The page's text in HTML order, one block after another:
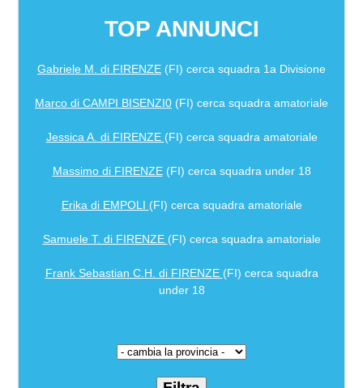
TOP ANNUNCI
Gabriele M. di FIRENZE (FI) cerca squadra 1a Divisione
Marco di CAMPI BISENZI0 (FI) cerca squadra amatoriale
Jessica A. di FIRENZE (FI) cerca squadra amatoriale
Massimo di FIRENZE(FI) cerca squadra under 18
Erika di EMPOLI (FI) cerca squadra amatoriale
Samuele T. di FIRENZE (FI) cerca squadra amatoriale
Frank Sebastian C.H. di FIRENZE (FI) cerca squadra
under 18